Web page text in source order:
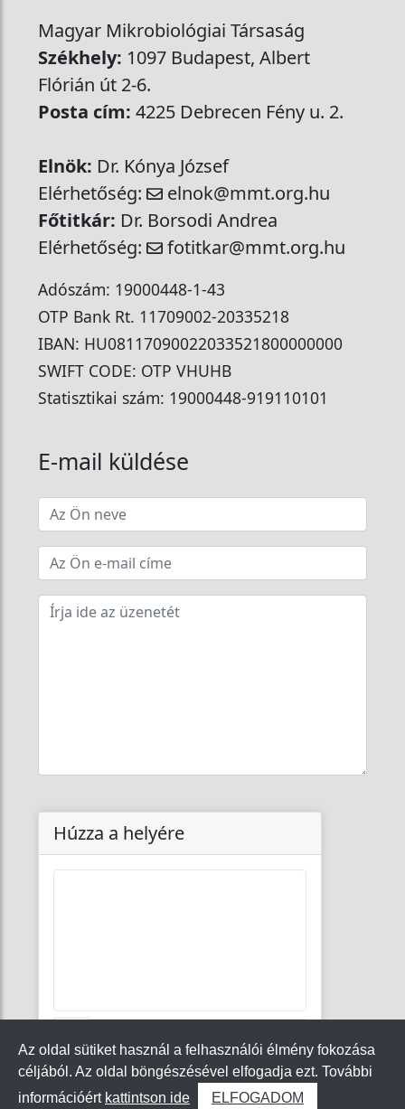
Magyar Mikrobiológiai Társaság
Székhely: 1097 Budapest, Albert
Flórián út 2-6.
Posta cím: 4225 Debrecen Fény u. 2.
Elnök: Dr. Kónya József
Elérhetőség:
elnok@mmt.org.hu
Főtitkár: Dr. Borsodi Andrea
Elérhetőség:
fotitkar@mmt.org.hu
Adószám: 19000448-1-43
OTP Bank Rt. 11709002-20335218
IBAN: HU08117090022033521800000000
SWIFT CODE: OTP VHUHB
Statisztikai szám: 19000448-919110101
E-mail küldése
Húzza a helyére
Küldés
Az oldal sütiket használ a felhasználói élmény fokozása
céljából. Az oldal böngészésével elfogadja ezt. További
információért kattintson ide ELFOGADOM